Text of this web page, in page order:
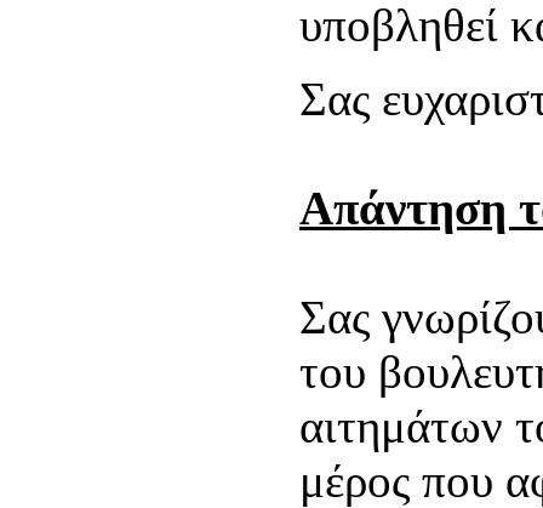
υποβληθεί
Σας
Απάντηση
Σας
του
αιτημάτων
μέρος που